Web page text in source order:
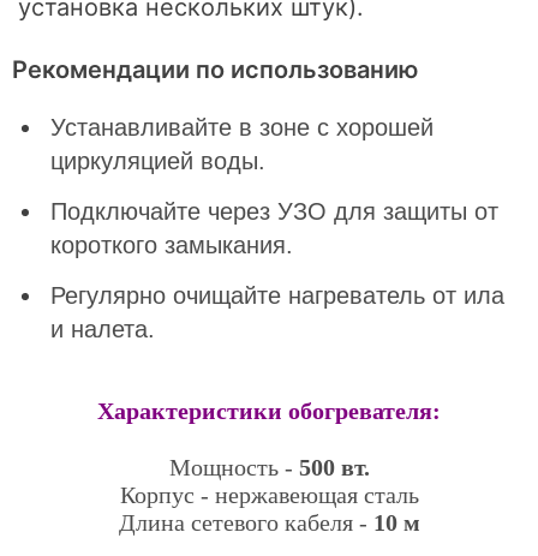
установка нескольких штук).
Рекомендации по использованию
Устанавливайте в зоне с хорошей
циркуляцией воды.
Подключайте через УЗО для защиты от
короткого замыкания.
Регулярно очищайте нагреватель от ила
и налета.
Характеристики обогревателя:
Мощность - 500 вт.
Корпус - нержавеющая сталь
Длина сетевого кабеля - 10 м